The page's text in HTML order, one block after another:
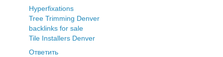
Hyperfixations
Tree Trimming Denver
backlinks for sale
Tile Installers Denver
Ответить